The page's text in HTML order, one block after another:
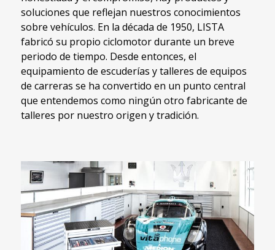
soluciones que reflejan nuestros conocimientos
sobre vehículos. En la década de 1950, LISTA
fabricó su propio ciclomotor durante un breve
periodo de tiempo. Desde entonces, el
equipamiento de escuderías y talleres de equipos
de carreras se ha convertido en un punto central
que entendemos como ningún otro fabricante de
talleres por nuestro origen y tradición.